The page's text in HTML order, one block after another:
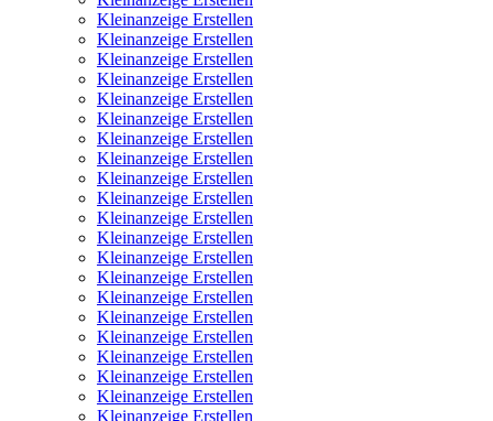
Kleinanzeige Erstellen
Kleinanzeige Erstellen
Kleinanzeige Erstellen
Kleinanzeige Erstellen
Kleinanzeige Erstellen
Kleinanzeige Erstellen
Kleinanzeige Erstellen
Kleinanzeige Erstellen
Kleinanzeige Erstellen
Kleinanzeige Erstellen
Kleinanzeige Erstellen
Kleinanzeige Erstellen
Kleinanzeige Erstellen
Kleinanzeige Erstellen
Kleinanzeige Erstellen
Kleinanzeige Erstellen
Kleinanzeige Erstellen
Kleinanzeige Erstellen
Kleinanzeige Erstellen
Kleinanzeige Erstellen
Kleinanzeige Erstellen